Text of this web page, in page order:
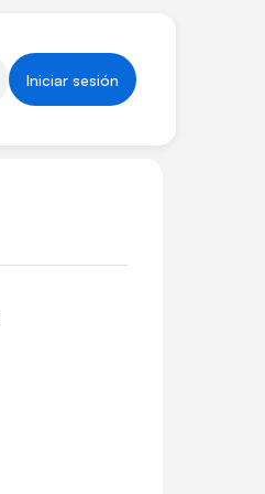
Iniciar sesión